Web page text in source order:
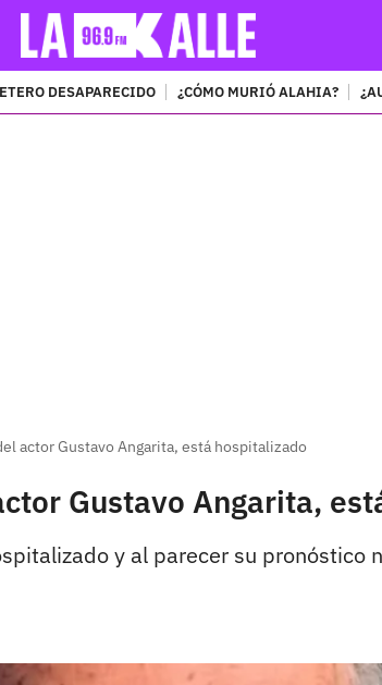
DESAPARECIDO ¿CÓMO MURIÓ ALAHIA?
actor Gustavo Angarita, está hospitalizado
Gustavo Angarita,
y al parecer su pronóstico